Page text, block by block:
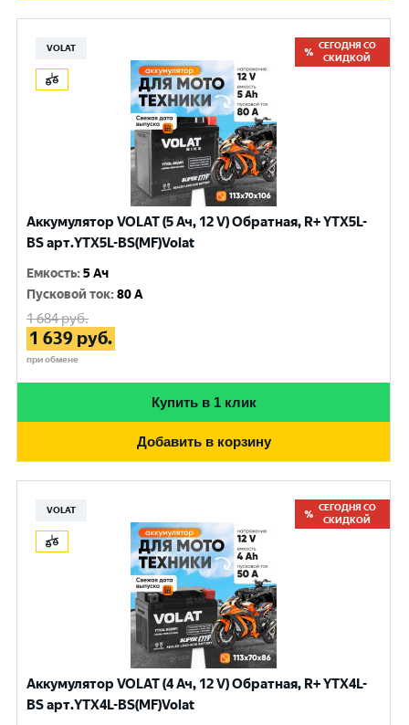
VOLAT
СЕГОДНЯ СО
СКИДКОЙ
Аккумулятор VOLAT (5 Ач, 12 V) Обратная, R+ YTX5L-
BS арт.YTX5L-BS(MF)Volat
Емкость:5 Ач
Пусковой ток:80 A
1 684руб.
1 639 руб.
при обмене
Купить в 1 клик
Добавить в корзину
VOLAT
СЕГОДНЯ СО
СКИДКОЙ
Аккумулятор VOLAT (4 Ач, 12 V) Обратная, R+ YTX4L-
BS арт.YTX4L-BS(MF)Volat